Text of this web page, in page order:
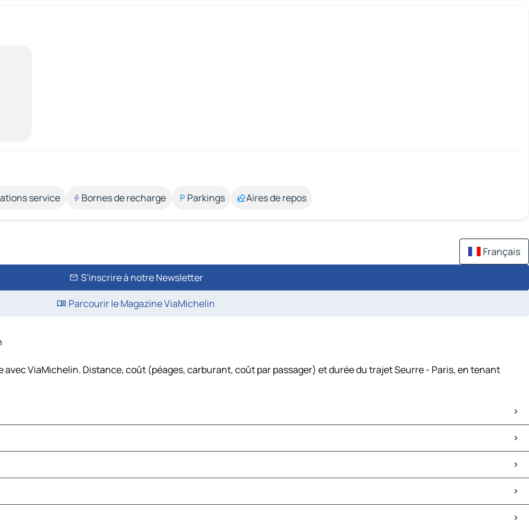
service Bornes de recharge Parkings Aires de repos
Français
S'inscrire à notre Newsletter
Parcourir le Magazine ViaMichelin
ViaMichelin. Distance, coût (péages, carburant, coût par passager) et durée du trajet Seurre - Paris, en tenant